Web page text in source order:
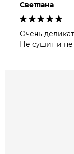
Светлана
Очень
Не сушит и не